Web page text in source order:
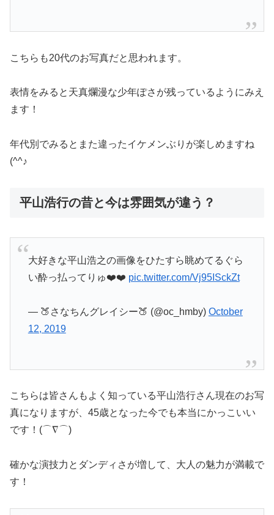
こちらも20代のお写真だと思われます。
表情をみると天真爛漫な少年ぽさが残っているようにみえ
ます！
年代別でみるとまた違ったイケメンぶりが楽しめますね
(^^♪
平山浩行の昔と今は雰囲気が違う？
大好きな平山浩之の画像をひたすら眺めてるぐら
い酔っ払ってりゅ❤️❤️ pic.twitter.com/Vj95ISckZt
— 🍑さなちんグレイシー🍑 (@oc_hmby) October
12, 2019
こちらは皆さんもよく知っている平山浩行さん現在のお写
真になりますが、45歳となった今でも本当にかっこいい
です！(⌒∇⌒)
確かな演技力とダンディさが増して、大人の魅力が満載で
す！